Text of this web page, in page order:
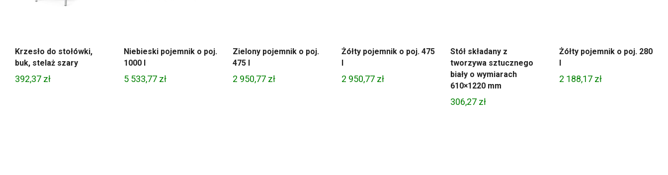
Krzesło do stołówki,
buk, stelaż szary
392,37 zł
Niebieski pojemnik o poj.
1000 l
5 533,77 zł
Zielony pojemnik o poj.
475 l
2 950,77 zł
Żółty pojemnik o poj. 475
l
2 950,77 zł
Stół składany z
tworzywa sztucznego
biały o wymiarach
610×1220 mm
306,27 zł
Żółty pojemnik o poj. 280
l
2 188,17 zł